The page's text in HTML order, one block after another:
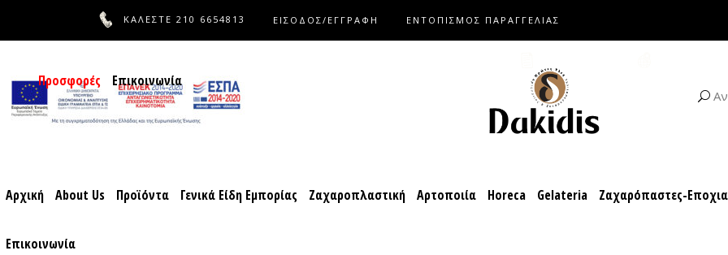
ΚΑΛΕΣΤΕ 210 6654813 ΕΙΣΟΔΟΣ/ΕΓΓΡΑΦΗ ΕΝΤΟΠΙΣΜΟΣ ΠΑΡΑΓΓΕΛΙΑΣ
Αρχική About Us Προϊόντα Γενικά Είδη Εμπορίας Ζαχαροπλαστική Αρτοποιία Horeca Gelateria Ζαχαρόπαστες-
Επικοινωνία
About Us
Προσφορές Επικοινωνία